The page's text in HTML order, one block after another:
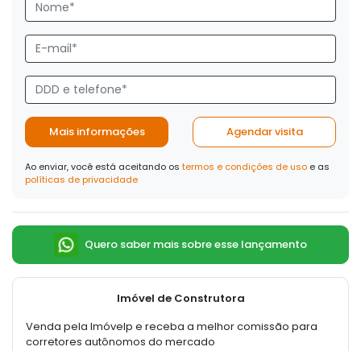
Mais informações Agendar visita
Ao enviar, você está aceitando os termos e condições de uso e as
políticas de privacidade
Quero saber mais sobre esse lançamento
Imóvel de Construtora
Venda pela Imóvelp e receba a melhor comissão para
corretores autônomos do mercado